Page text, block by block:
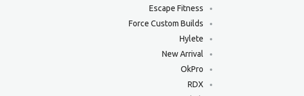
Escape Fitness
Force Custom Builds
Hylete
New Arrival
OkPro
RDX